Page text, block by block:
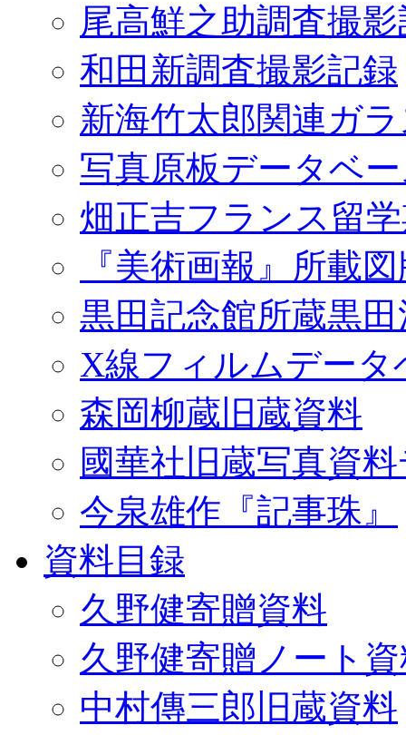
尾高鮮之助調査撮
和田新調査撮影記録
新海竹太郎関連ガ
写真原板データベ
畑正吉フランス留
『美術画報』所載
黒田記念館所蔵黒
X線フィルムデータ
森岡柳蔵旧蔵資料
國華社旧蔵写真資
今泉雄作『記事珠』
資料目録
久野健寄贈資料
久野健寄贈ノート
中村傳三郎旧蔵資料